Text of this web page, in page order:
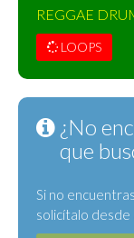
REGGAE
LOOPS
¿No
que
Si no
solicítalo desde